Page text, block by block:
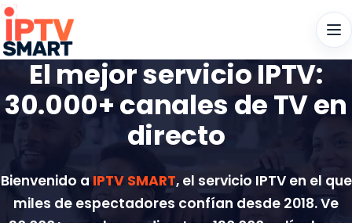
El mejor servicio IPTV:
30.000+ canales de TV en
directo
Bienvenido a IPTV SMART, el servicio IPTV en el que
miles de espectadores confían desde 2018. Ve